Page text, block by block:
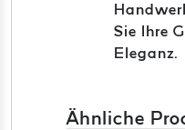
Sie Ihre
Eleganz.
Ähnliche